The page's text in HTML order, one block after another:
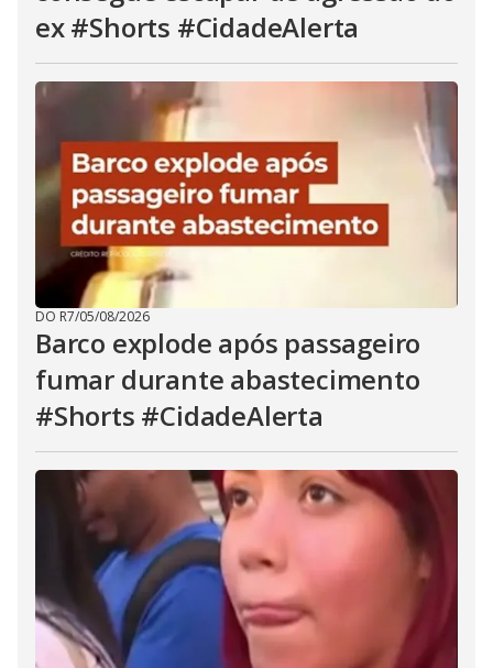
ex #Shorts #CidadeAlerta
DO R7/05/08/2026
Barco explode após passageiro
fumar durante abastecimento
#Shorts #CidadeAlerta